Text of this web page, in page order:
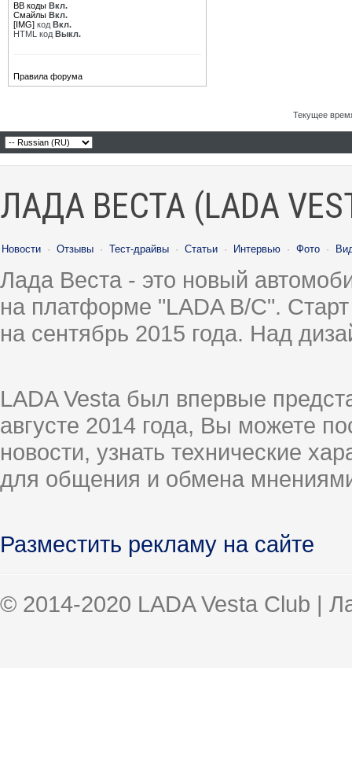
BB коды Вкл.
Смайлы Вкл.
[IMG] код Вкл.
HTML код Выкл.
Правила форума
Текущее
ЛАДА ВЕСТА (LADA
Новости · Отзывы · Тест-драйвы · Статьи · Интервью · Фото ·
Лада Веста - это новый
на платформе "LADA B/C".
на сентябрь 2015 года. Над
LADA Vesta был впервые
августе 2014 года, Вы можете
новости, узнать технические
для общения и обмена
Разместить рекламу на сайте
© 2014-2020 LADA Vesta Club |